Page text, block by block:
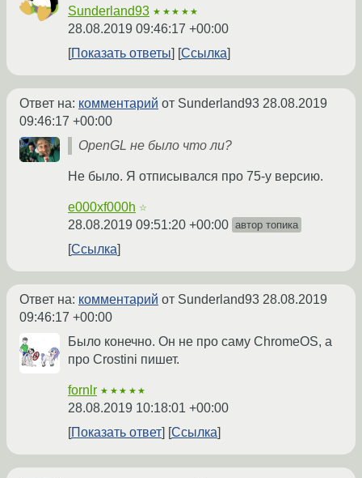
Sunderland93 ★★★★★
28.08.2019 09:46:17 +00:00
Показать ответы
Ссылка
Ответ на: комментарий от Sunderland93 28.08.2019
09:46:17 +00:00
OpenGL не было что ли?
Не было. Я отписывался про 75-у версию.
e000xf000h ☆
28.08.2019 09:51:20 +00:00 автор топика
Ссылка
Ответ на: комментарий от Sunderland93 28.08.2019
09:46:17 +00:00
Было конечно. Он не про саму ChromeOS, а
про Crostini пишет.
fornlr ★★★★★
28.08.2019 10:18:01 +00:00
Показать ответ
Ссылка